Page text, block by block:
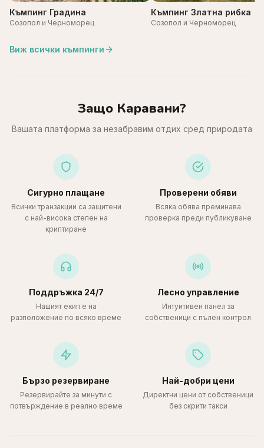
Къмпинг Градина
Созопол и Черноморец
Къмпинг Златна рибка
Созопол и Черноморец
Виж всички къмпинги
Защо Каравани?
Вашата платформа за незабравим отдих сред природата
Сигурно плащане
Всички транзакции са защитени
с най-висока степен на
криптиране
Проверени обяви
Всяка обява преминава
проверка преди публикуване
Поддръжка 24/7
Нашият екип е на
разположение по всяко време
Лесно управление
Интуитивен панел за
собственици с пълен контрол
Бързо резервиране
Резервирайте за минути с
потвърждение в реално време
Най-добри цени
Директни цени от собственици
без скрити такси